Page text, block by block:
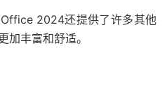
2024还提供了许多其他
加丰富和舒适。